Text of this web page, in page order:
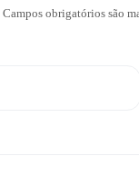
Campos obrigatórios são